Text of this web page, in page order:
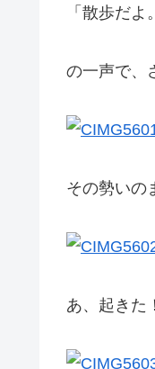
「散歩だよ
の一声で、
その勢いの
あ、起きた！